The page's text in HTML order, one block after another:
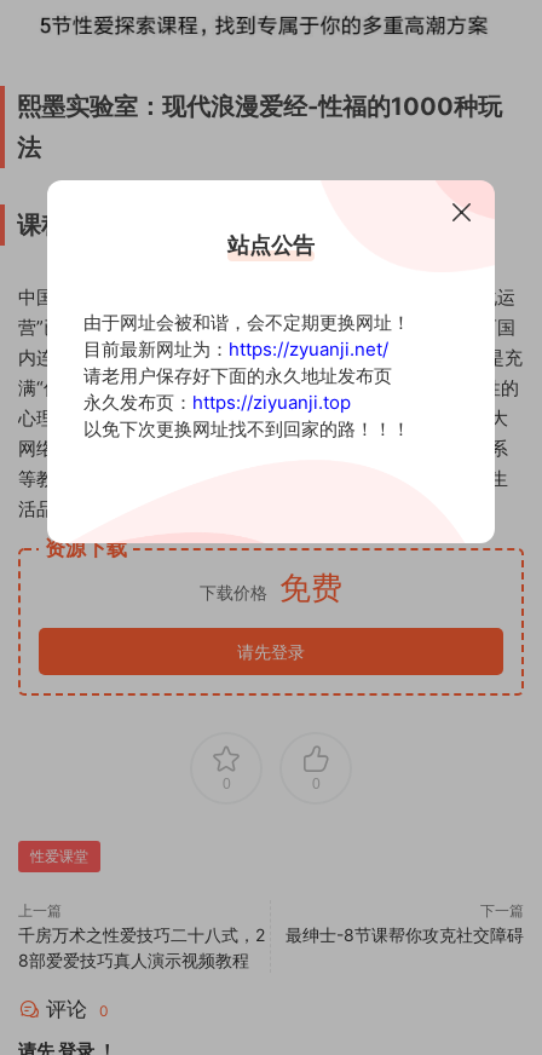
熙墨实验室：现代浪漫爱经-性福的1000种玩
法
课程介绍：
中国的性科普程度远不及欧美发达国家，国外多年的“阳光化运
营”已让性科学迈过普及阶段，向更细分的小众需求延伸。而国
内连面向大众的基础教育尚未健全，网上不少“性福课程”更是充
满“伪科学”，以“千人斩”的姿态传授性爱技巧，不仅脱离两性的
心理需求，也将用户引向错误的价值观。熙墨实验室通过各大
网络电台和直播平台，发布关于性爱、生理健康以及亲密关系
等教程，援引医学论文，结合大量调研，帮助中国女性提升生
活品质。
资源下载
下载价格 免费
请先登录
0 0
性爱课堂
上一篇
千房万术之性爱技巧二十八式，2
8部爱爱技巧真人演示视频教程
下一篇
最绅士-8节课帮你攻克社交障碍
评论 0
站点公告
由于网址会被和谐，会不定期更换网址！
目前最新网址为： https://zyuanji.net/
请老用户保存好下面的永久地址发布页
永久发布页： https://ziyuanji.top
以免下次更换网址找不到回家的路！！！